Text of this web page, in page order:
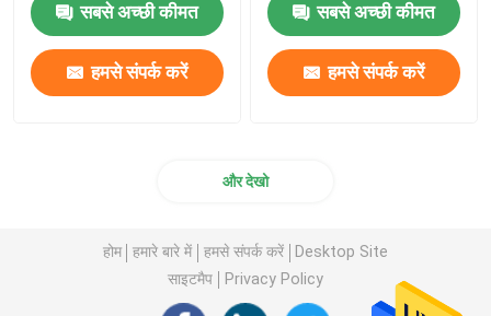
सबसे अच्छी कीमत
हमसे संपर्क करें
सबसे अच्छी कीमत
हमसे संपर्क करें
और देखो
होम हमारे बारे में हमसे संपर्क करें
Desktop Site
साइटमैप
Privacy Policy